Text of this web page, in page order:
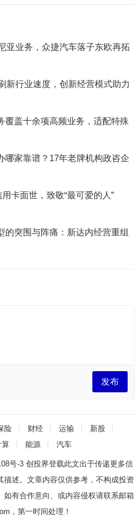
亚业务，众捷汽车落子东欧再拓
新行业速度，创新经营模式助力
覆盖十余项高频业务，适配特殊
哪家靠谱？17年老牌机构政咨企
用卡面世，致敬“最可爱的人”
的突围与阵痛：新达内经营重组
发布
险 财经 运输
新股
算 能源 汽车
号-3 创投界登载此文出于传递更多信
述。文章内容仅供参考，不构成投资
如有合作意向、或内容侵权请联系邮箱
，第一时间处理！